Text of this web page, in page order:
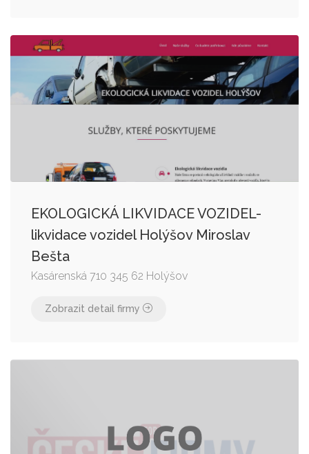
EKOLOGICKÁ LIKVIDACE VOZIDEL-
likvidace vozidel Holýšov Miroslav
Bešta
Kasárenská 710 345 62 Holýšov
Zobrazit detail firmy